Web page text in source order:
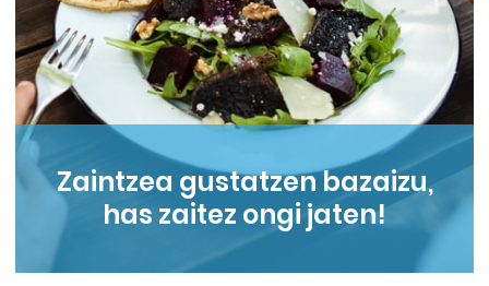
Zaintzea gustatzen bazaizu,
has zaitez ongi jaten!